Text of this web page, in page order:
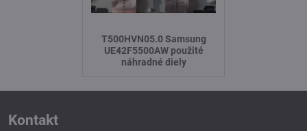
T500HVN05.0 Samsung
UE42F5500AW použité
náhradné diely
Kontakt